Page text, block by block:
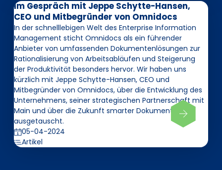
Im Gespräch mit Jeppe Schytte-Hansen,
CEO und Mitbegründer von Omnidocs
In der schnelllebigen Welt des Enterprise Information
Management sticht Omnidocs als ein führender
Anbieter von umfassenden Dokumentenlösungen zur
Rationalisierung von Arbeitsabläufen und Steigerung
der Produktivität besonders hervor. Wir haben uns
kürzlich mit Jeppe Schytte-Hansen, CEO und
Mitbegründer von Omnidocs, über die Entwicklung des
Unternehmens, seiner strategischen Partnerschaft mit
Main und über die Zukunft smarter Dokumente
ausgetauscht.
05-04-2024
Artikel